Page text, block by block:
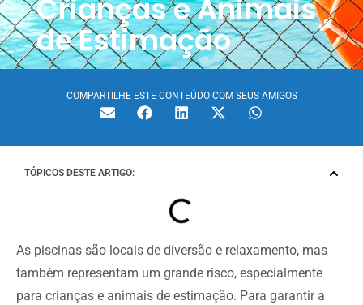
Crianças e Animais
de Estimação
COMPARTILHE ESTE CONTEÚDO COM SEUS AMIGOS
TÓPICOS DESTE ARTIGO:
As piscinas são locais de diversão e relaxamento, mas
também representam um grande risco, especialmente
para crianças e animais de estimação. Para garantir a